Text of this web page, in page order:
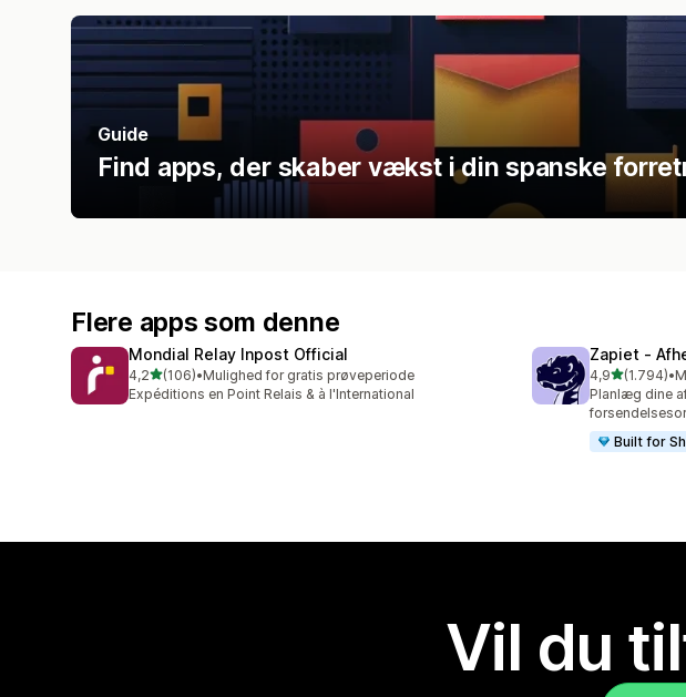
Guide
Find apps, der skaber vækst i din spanske
Flere apps som denne
Mondial Relay Inpost Official
4,2ud af 5 stjerner
(106)
106 anmeldelser i alt
•Mulighed for gratis prøveperiode
Expéditions en Point Relais & à l'International
Zapiet ‑
4,9ud af 5
(1.794)
1794 •
Planlæg dine
Built for
Vil du